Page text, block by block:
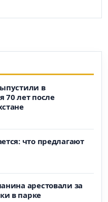
в
70 лет после
что предлагают
арестовали за
в парке